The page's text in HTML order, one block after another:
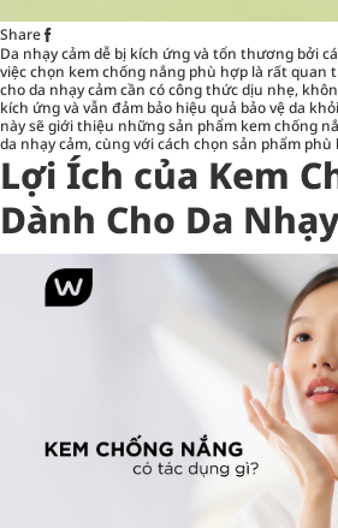
Share
Da nhạy cảm dễ bị kích ứng và tổn thương bởi
việc chọn kem chống nắng phù hợp là rất quan
cho da nhạy cảm cần có công thức dịu nhẹ,
kích ứng và vẫn đảm bảo hiệu quả bảo vệ da
này sẽ giới thiệu những sản phẩm kem chống
da nhạy cảm, cùng với cách chọn sản phẩm phù
Lợi Ích của Kem
Dành Cho Da